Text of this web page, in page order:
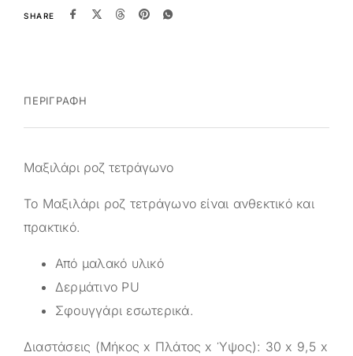
SHARE
ΠΕΡΙΓΡΑΦΉ
Μαξιλάρι ροζ τετράγωνο
Το Μαξιλάρι ροζ τετράγωνο είναι ανθεκτικό και
πρακτικό.
Από μαλακό υλικό
Δερμάτινο PU
Σφουγγάρι εσωτερικά.
Διαστάσεις (Μήκος x Πλάτος x Ύψος): 30 x 9,5 x